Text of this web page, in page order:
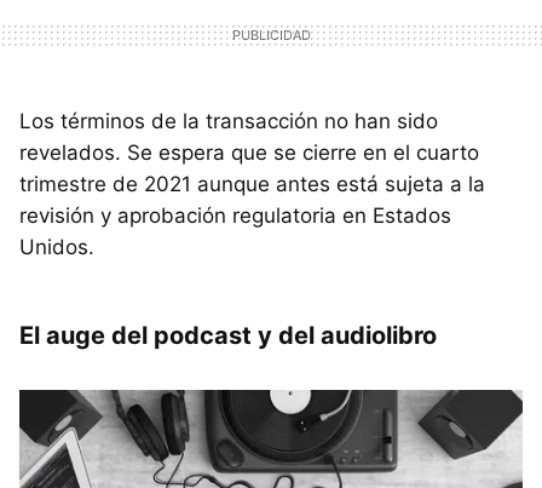
Los términos de la transacción no han sido
revelados. Se espera que se cierre en el cuarto
trimestre de 2021 aunque antes está sujeta a la
revisión y aprobación regulatoria en Estados
Unidos.
El auge del podcast y del audiolibro